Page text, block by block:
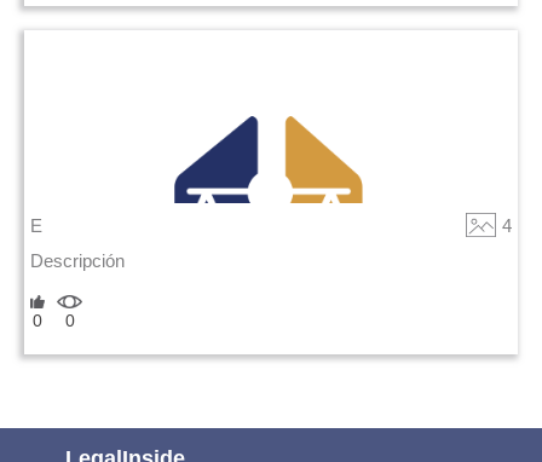
E
4
Descripción
0 0